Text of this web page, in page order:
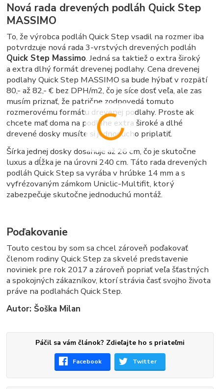
Nová rada drevených podláh Quick Step
MASSIMO
To, že výrobca podláh Quick Step vsadil na rozmer iba
potvrdzuje nová rada 3-vrstvých drevených podláh
Quick Step Massimo. Jedná sa taktiež o extra široký
a extra dlhý formát drevenej podlahy. Cena drevenej
podlahy Quick Step MASSIMO sa bude hýbať v rozpätí
80,- až 82,- € bez DPH/m2, čo je síce dosť veľa, ale zas
musím priznať, že patrične zodpovedá tomuto
rozmerovému formátu drevenej podlahy. Proste ak
chcete mať doma na podlahe extra široké a dlhé
drevené dosky musíte si jednoducho priplatiť.
Šírka jednej dosky dosahuje až 26 cm, čo je skutočne
luxus a dĺžka je na úrovni 240 cm. Táto rada drevených
podláh Quick Step sa vyrába v hrúbke 14 mm a s
vyfrézovaným zámkom Uniclic-Multifit, ktorý
zabezpečuje skutočne jednoduchú montáž.
Poďakovanie
Touto cestou by som sa chcel zároveň poďakovať
členom rodiny Quick Step za skvelé predstavenie
noviniek pre rok 2017 a zároveň popriať veľa šťastných
a spokojných zákazníkov, ktorí strávia časť svojho života
práve na podlahách Quick Step.
Autor: Šoška Milan
Páčil sa vám článok? Zdieľajte ho s priateľmi
Facebook Twitter